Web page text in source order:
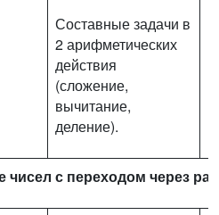
Составные задачи в
2 арифметических
действия
(сложение,
вычитание,
деление).
с переходом через